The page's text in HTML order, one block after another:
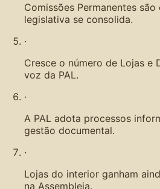
Comissões Permanentes
legislativa se consolida.
·
Cresce o número de Lojas e
voz da PAL.
·
A PAL adota processos
gestão documental.
·
Lojas do interior ganham
na Assembleia.